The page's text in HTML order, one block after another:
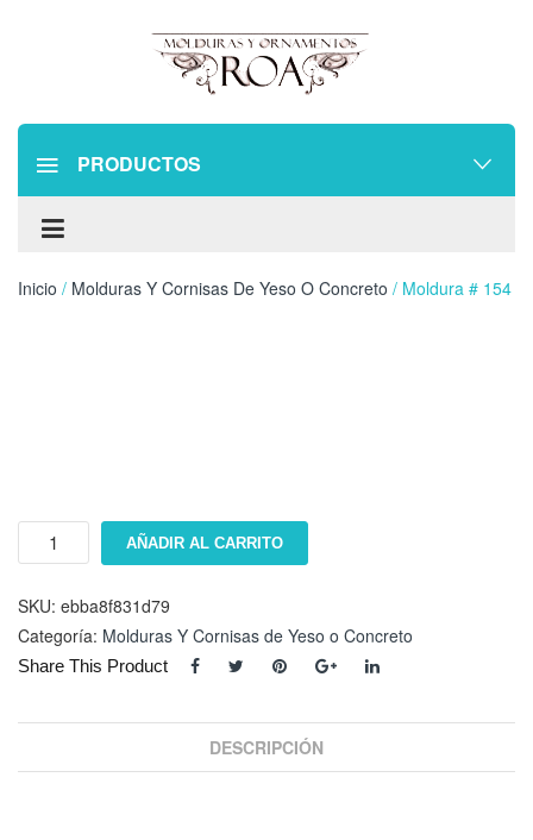
PRODUCTOS
Inicio / Molduras Y Cornisas De Yeso O Concreto / Moldura # 154
Moldura
cantidad
AÑADIR AL CARRITO
SKU: ebba8f831d79
Categoría: Molduras Y Cornisas de Yeso o Concreto
Share This Product
DESCRIPCIÓN